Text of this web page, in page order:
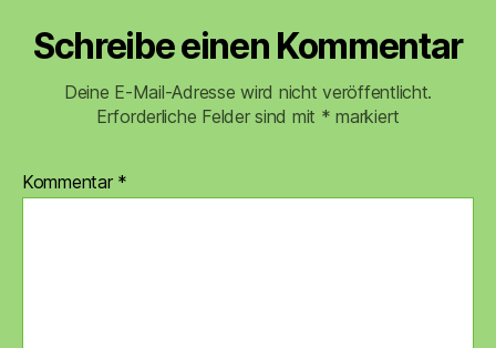
Schreibe einen Kommentar
Deine E-Mail-Adresse wird nicht veröffentlicht.
Erforderliche Felder sind mit * markiert
Kommentar *